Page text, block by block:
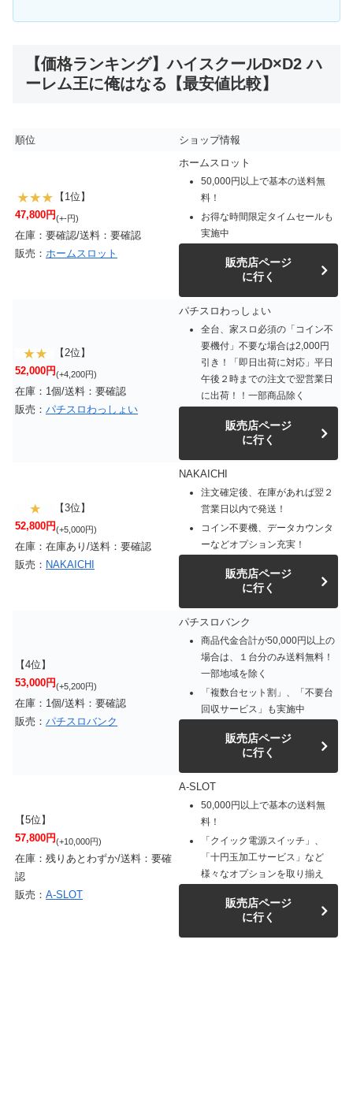
【価格ランキング】ハイスクールD×D2 ハ
ーレム王に俺はなる【最安値比較】
順位 ショップ情報
【1位】
47,800円(+-円)
在庫：要確認/送料：要確認
販売： ホームスロット
ホームスロット
50,000円以上で基本の送料無
料！
お得な時間限定タイムセールも
実施中
販売店ページ
に行く
【2位】
52,000円(+4,200円)
在庫：1個/送料：要確認
販売： パチスロわっしょい
パチスロわっしょい
全台、家スロ必須の「コイン不
要機付」不要な場合は2,000円
引き！「即日出荷に対応」平日
午後２時までの注文で翌営業日
に出荷！！一部商品除く
販売店ページ
に行く
【3位】
52,800円(+5,000円)
在庫：在庫あり/送料：要確認
販売： NAKAICHI
NAKAICHI
注文確定後、在庫があれば翌２
営業日以内で発送！
コイン不要機、データカウンタ
ーなどオプション充実！
販売店ページ
に行く
【4位】
53,000円(+5,200円)
在庫：1個/送料：要確認
販売： パチスロバンク
パチスロバンク
商品代金合計が50,000円以上の
場合は、１台分のみ送料無料！
一部地域を除く
「複数台セット割」、「不要台
回収サービス」も実施中
販売店ページ
に行く
【5位】
57,800円(+10,000円)
在庫：残りあとわずか/送料：要確
認
販売： A-SLOT
A-SLOT
50,000円以上で基本の送料無
料！
「クイック電源スイッチ」、
「十円玉加工サービス」など
様々なオプションを取り揃え
販売店ページ
に行く